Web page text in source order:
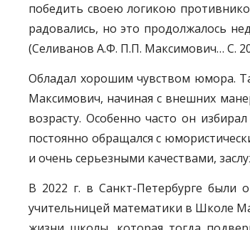
победить своею логикою
радовались, но это продолжалось
(Селиванов А.Ф. П.П. Максимович… С.
Обладал хорошим чувством юмора.
Максимович, начиная с внешних
возрасту. Особенно часто он
постоянно обращался с
и очень серьезными качествами,
В 2022 г. в Санкт-Петербурге были
учительницей математики в Школе